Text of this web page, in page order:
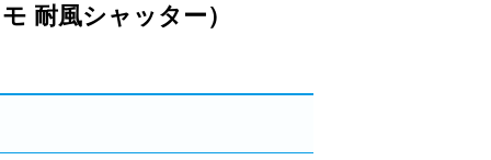
耐風シャッター）